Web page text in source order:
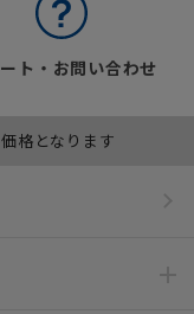
ト・お問い合わせ
格となります